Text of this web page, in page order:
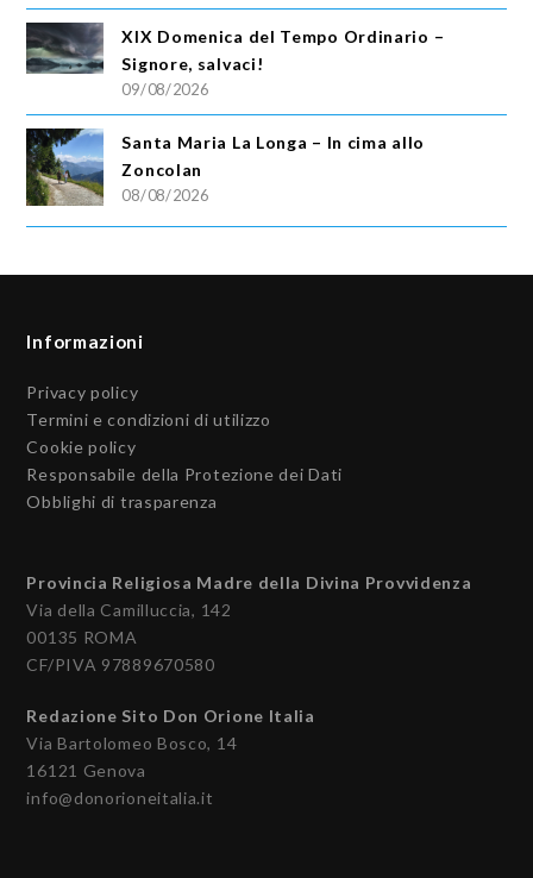
XIX Domenica del Tempo Ordinario –
Signore, salvaci!
09/08/2026
Santa Maria La Longa – In cima allo
Zoncolan
08/08/2026
Informazioni
Privacy policy
Termini e condizioni di utilizzo
Cookie policy
Responsabile della Protezione dei Dati
Obblighi di trasparenza
Provincia Religiosa Madre della Divina Provvidenza
Via della Camilluccia, 142
00135 ROMA
CF/PIVA 97889670580
Redazione Sito Don Orione Italia
Via Bartolomeo Bosco, 14
16121 Genova
info@donorioneitalia.it